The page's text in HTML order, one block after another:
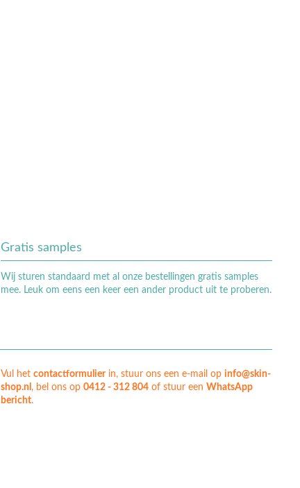
Gratis samples
Wij sturen standaard met al onze bestellingen gratis samples
mee. Leuk om eens een keer een ander product uit te proberen.
Vul het contactformulierin, stuur ons een e-mail op info@skin-
shop.nl , bel ons op 0412 - 312 804of stuur een WhatsApp
bericht.